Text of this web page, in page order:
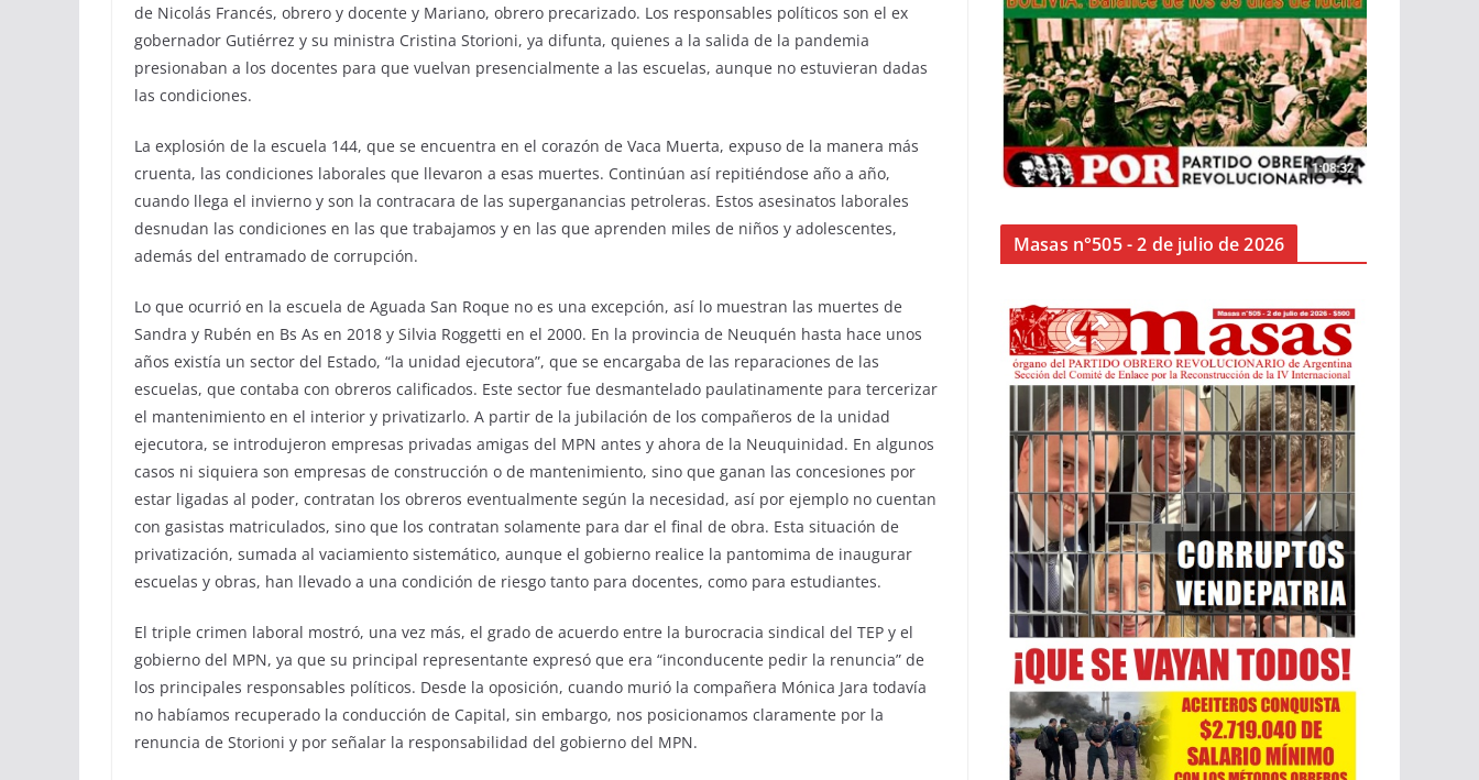
de Nicolás Francés, obrero y docente y Mariano, obrero precarizado. Los responsables políticos son el ex
gobernador Gutiérrez y su ministra Cristina Storioni, ya difunta, quienes a la salida de la pandemia
presionaban a los docentes para que vuelvan presencialmente a las escuelas, aunque no estuvieran dadas
las condiciones.
La explosión de la escuela 144, que se encuentra en el corazón de Vaca Muerta, expuso de la manera más
cruenta, las condiciones laborales que llevaron a esas muertes. Continúan así repitiéndose año a año,
cuando llega el invierno y son la contracara de las superganancias petroleras. Estos asesinatos laborales
desnudan las condiciones en las que trabajamos y en las que aprenden miles de niños y adolescentes,
además del entramado de corrupción.
Lo que ocurrió en la escuela de Aguada San Roque no es una excepción, así lo muestran las muertes de
Sandra y Rubén en Bs As en 2018 y Silvia Roggetti en el 2000. En la provincia de Neuquén hasta hace unos
años existía un sector del Estado, “la unidad ejecutora”, que se encargaba de las reparaciones de las
escuelas, que contaba con obreros calificados. Este sector fue desmantelado paulatinamente para tercerizar
el mantenimiento en el interior y privatizarlo. A partir de la jubilación de los compañeros de la unidad
ejecutora, se introdujeron empresas privadas amigas del MPN antes y ahora de la Neuquinidad. En algunos
casos ni siquiera son empresas de construcción o de mantenimiento, sino que ganan las concesiones por
estar ligadas al poder, contratan los obreros eventualmente según la necesidad, así por ejemplo no cuentan
con gasistas matriculados, sino que los contratan solamente para dar el final de obra. Esta situación de
privatización, sumada al vaciamiento sistemático, aunque el gobierno realice la pantomima de inaugurar
escuelas y obras, han llevado a una condición de riesgo tanto para docentes, como para estudiantes.
El triple crimen laboral mostró, una vez más, el grado de acuerdo entre la burocracia sindical del TEP y el
gobierno del MPN, ya que su principal representante expresó que era “inconducente pedir la renuncia” de
los principales responsables políticos. Desde la oposición, cuando murió la compañera Mónica Jara todavía
no habíamos recuperado la conducción de Capital, sin embargo, nos posicionamos claramente por la
renuncia de Storioni y por señalar la responsabilidad del gobierno del MPN.
Masas n°505 - 2 de julio de 2026